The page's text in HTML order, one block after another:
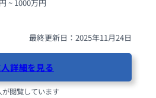
~ 1000万円
最終更新日：2025年11月24日
詳細を見る
が閲覧しています